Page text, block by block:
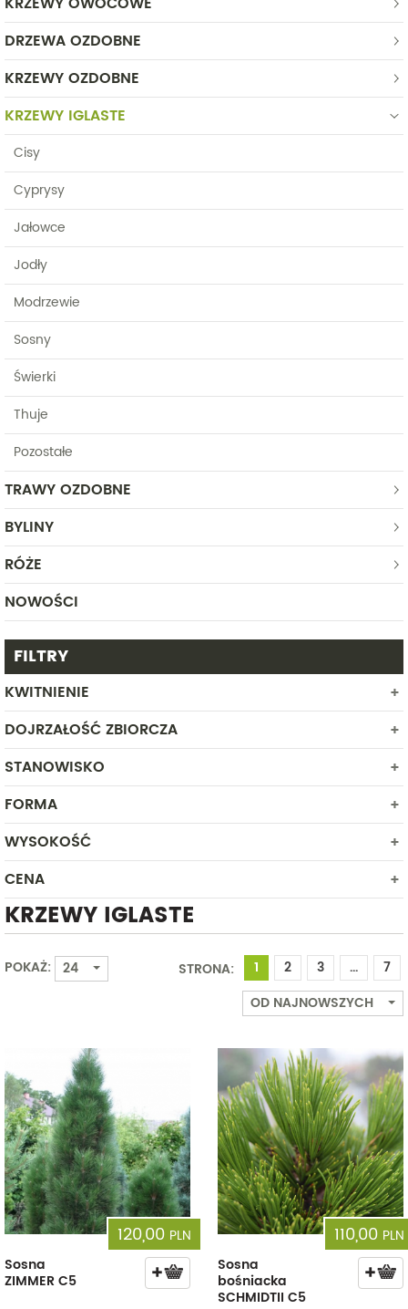
DRZEWA OZDOBNE
KRZEWY OZDOBNE
KRZEWY IGLASTE
Cisy
Cyprysy
Jałowce
Jodły
Modrzewie
Sosny
Świerki
Thuje
Pozostałe
TRAWY OZDOBNE
BYLINY
RÓŻE
NOWOŚCI
FILTRY
KWITNIENIE
STYCZEŃ
LUTY
MARZEC
KWIECIEŃ
MAJ
CZERWIEC
LIPIEC
SIERPIEŃ
WRZESIEŃ
PAŹDZIERNIK
DOJRZAŁOŚĆ ZBIORCZA
STANOWISKO
CIEŃ
PÓŁCIEŃ
SŁONECZNE
FORMA
ROŚLINA W POJEMNIKU
ROŚLINA W SIATCE JUTOWEJ
WYSOKOŚĆ
Od
CENA
Od Do
KRZEWY IGLASTE
POKAŻ: 24 STRONA: 1 2 3 ...
7
OD NAJNOWSZYCH
120,00 PLN
Sosna
ZIMMER C5
110,00 PLN
Sosna
bośniacka
SCHMIDTII C5